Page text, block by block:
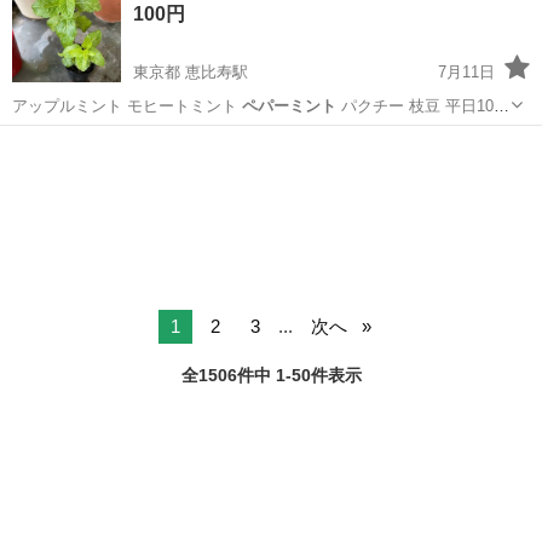
工場のお仕事 ◇コネクタ製造工...
100円
東京都 恵比寿駅
7月11日
アップルミント モヒートミント ペパーミント パクチー 枝豆 平日10〜
20…
1 2 3 ... 次へ
全1506件中 1-50件表示